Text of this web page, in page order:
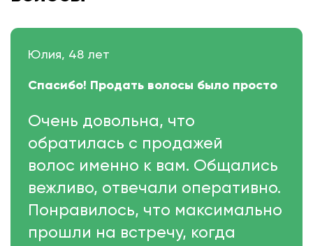
Юлия, 48 лет
Спасибо! Продать волосы было просто
Очень довольна, что
обратилась с продажей
волос именно к вам. Общались
вежливо, отвечали оперативно.
Понравилось, что максимально
прошли на встречу, когда